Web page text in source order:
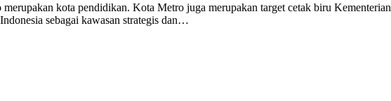
kota pendidikan. Kota Metro juga merupakan target cetak biru Kementerian
sebagai kawasan strategis dan…